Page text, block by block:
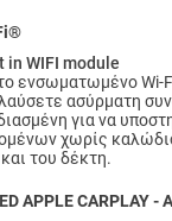
in WIFI module
ενσωματωμένο Wi-
ασύρματη
για να
χωρίς
του δέκτη.
APPLE CARPLAY -